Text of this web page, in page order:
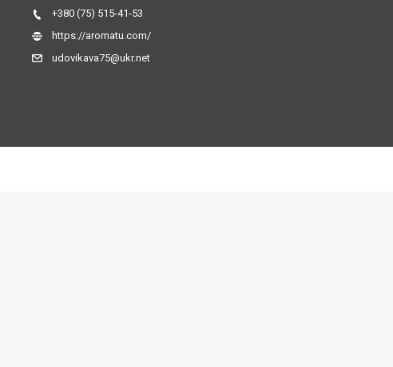
+380 (75) 515-41-53
https://aromatu.com/
udovikava75@ukr.net